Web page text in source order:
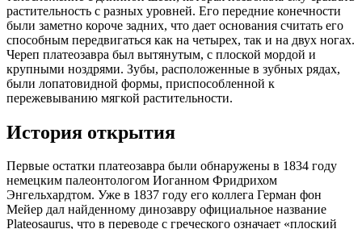
растительность с разных уровней. Его передние конечности
были заметно короче задних, что дает основания считать его
способным передвигаться как на четырех, так и на двух ногах.
Череп платеозавра был вытянутым, с плоской мордой и
крупными ноздрями. Зубы, расположенные в зубных рядах,
были лопатовидной формы, приспособленной к
пережевыванию мягкой растительности.
История открытия
Первые остатки платеозавра были обнаружены в 1834 году
немецким палеонтологом Иоганном Фридрихом
Энгельхардтом. Уже в 1837 году его коллега Герман фон
Мейер дал найденному динозавру официальное название
Plateosaurus, что в переводе с греческого означает «плоский